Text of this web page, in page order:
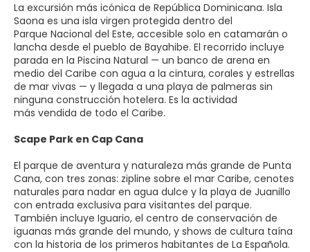
La excursión más icónica de República Dominicana. Isla
Saona es una isla virgen protegida dentro del
Parque Nacional del Este, accesible solo en catamarán o
lancha desde el pueblo de Bayahibe. El recorrido incluye
parada en la Piscina Natural — un banco de arena en
medio del Caribe con agua a la cintura, corales y estrellas
de mar vivas — y llegada a una playa de palmeras sin
ninguna construcción hotelera. Es la actividad
más vendida de todo el Caribe.
Scape Park en Cap Cana
El parque de aventura y naturaleza más grande de Punta
Cana, con tres zonas: zipline sobre el mar Caribe, cenotes
naturales para nadar en agua dulce y la playa de Juanillo
con entrada exclusiva para visitantes del parque.
También incluye Iguario, el centro de conservación de
iguanas más grande del mundo, y shows de cultura taína
con la historia de los primeros habitantes de La Española.